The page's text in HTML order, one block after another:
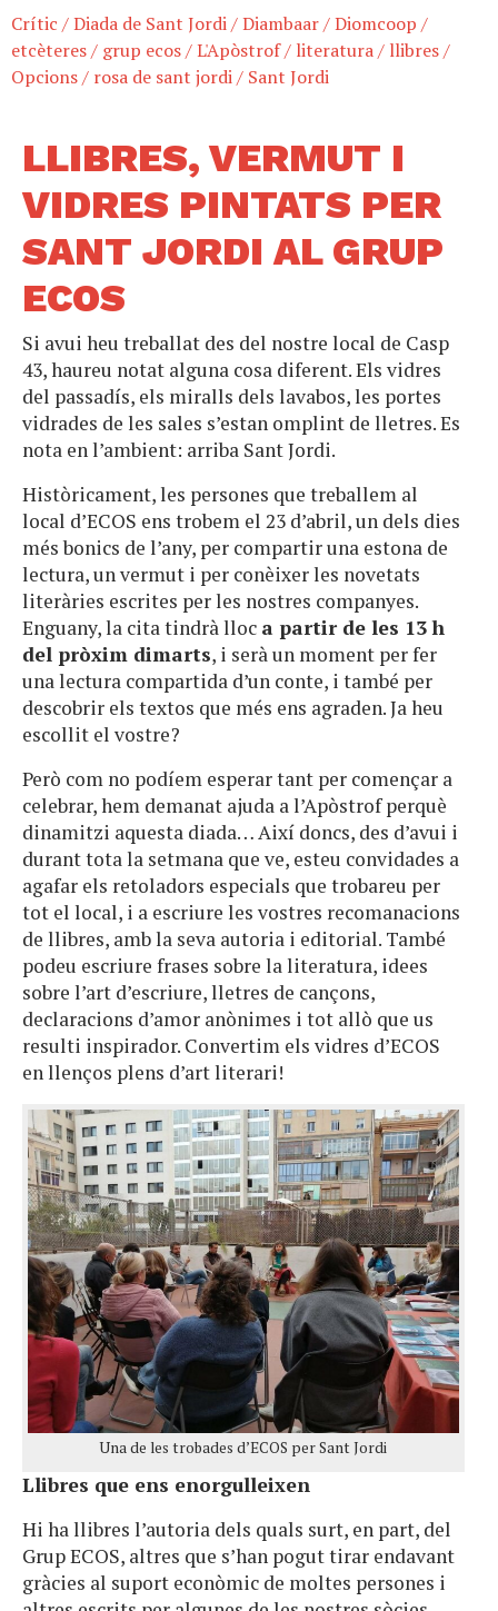
Crític /Diada de Sant Jordi/Diambaar/Diomcoop /
etcèteres/ grup ecos/L'Apòstrof/ literatura/ llibres/
Opcions/ rosa de sant jordi/ Sant Jordi
LLIBRES, VERMUT I
VIDRES PINTATS PER
SANT JORDI AL GRUP
ECOS
Si avui heu treballat des del nostre local de Casp
43, haureu notat alguna cosa diferent. Els vidres
del passadís, els miralls dels lavabos, les portes
vidrades de les sales s’estan omplint de lletres. Es
nota en l’ambient: arriba Sant Jordi.
Històricament, les persones que treballem al
local d’ECOS ens trobem el 23 d’abril, un dels dies
més bonics de l’any, per compartir una estona de
lectura, un vermut i per conèixer les novetats
literàries escrites per les nostres companyes.
Enguany, la cita tindrà lloc a partir de les 13 h
del pròxim dimarts, i serà un moment per fer
una lectura compartida d’un conte, i també per
descobrir els textos que més ens agraden. Ja heu
escollit el vostre?
Però com no podíem esperar tant per començar a
celebrar, hem demanat ajuda a l’Apòstrof perquè
dinamitzi aquesta diada… Així doncs, des d’avui i
durant tota la setmana que ve, esteu convidades a
agafar els retoladors especials que trobareu per
tot el local, i a escriure les vostres recomanacions
de llibres, amb la seva autoria i editorial. També
podeu escriure frases sobre la literatura, idees
sobre l’art d’escriure, lletres de cançons,
declaracions d’amor anònimes i tot allò que us
resulti inspirador. Convertim els vidres d’ECOS
en llenços plens d’art literari!
Una de les trobades d’ECOS per Sant Jordi
Llibres que ens enorgulleixen
Hi ha llibres l’autoria dels quals surt, en part, del
Grup ECOS, altres que s’han pogut tirar endavant
gràcies al suport econòmic de moltes persones i